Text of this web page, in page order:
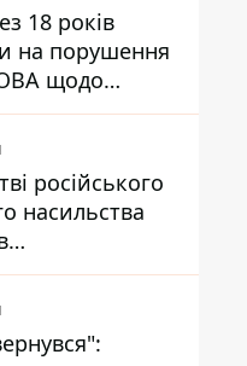
18 років
на порушення
ОВА щодо
закладах
російського
насильства
пояснили
звідки на це